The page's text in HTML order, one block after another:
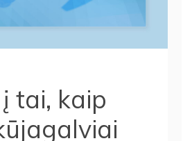
tai, kaip